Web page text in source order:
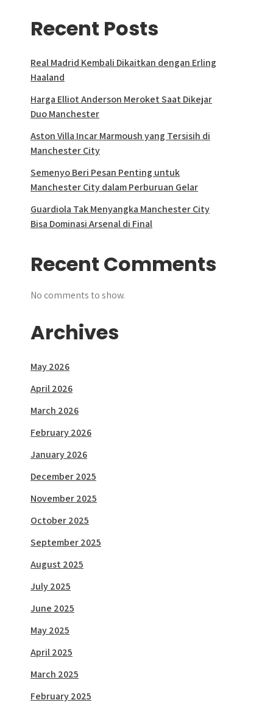
Recent Posts
Real Madrid Kembali Dikaitkan dengan Erling
Haaland
Harga Elliot Anderson Meroket Saat Dikejar
Duo Manchester
Aston Villa Incar Marmoush yang Tersisih di
Manchester City
Semenyo Beri Pesan Penting untuk
Manchester City dalam Perburuan Gelar
Guardiola Tak Menyangka Manchester City
Bisa Dominasi Arsenal di Final
Recent Comments
No comments to show.
Archives
May 2026
April 2026
March 2026
February 2026
January 2026
December 2025
November 2025
October 2025
September 2025
August 2025
July 2025
June 2025
May 2025
April 2025
March 2025
February 2025